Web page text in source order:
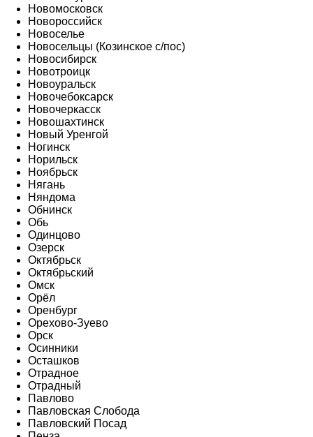
Новомосковск
Новороссийск
Новоселье
Новосельцы (Козинское с/пос)
Новосибирск
Новотроицк
Новоуральск
Новочебоксарск
Новочеркасск
Новошахтинск
Новый Уренгой
Ногинск
Норильск
Ноябрьск
Нягань
Няндома
Обнинск
Обь
Одинцово
Озерск
Октябрьск
Октябрьский
Омск
Орёл
Оренбург
Орехово-Зуево
Орск
Осинники
Осташков
Отрадное
Отрадный
Павлово
Павловская Слобода
Павловский Посад